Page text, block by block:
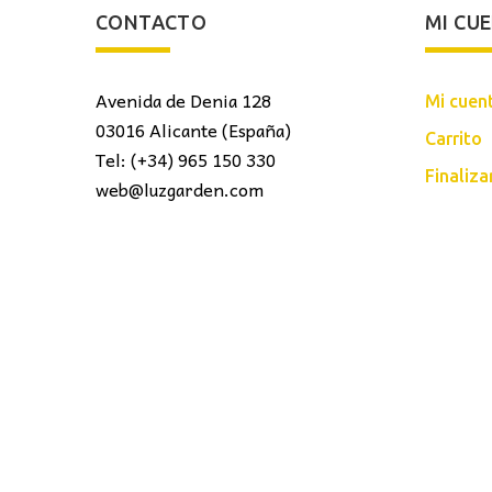
CONTACTO
Avenida de Denia 128
03016 Alicante (España)
Tel: (+34) 965 150 330
web@luzgarden.com
MI
Mi
Carrito